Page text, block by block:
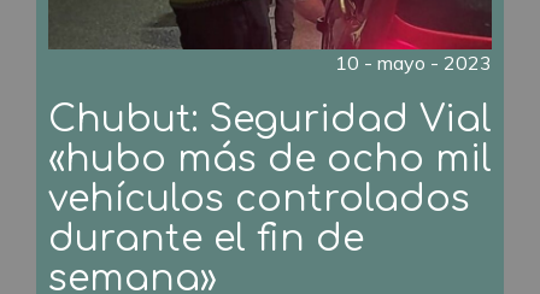
10 - mayo - 2023
Chubut: Seguridad Vial
«hubo más de ocho mil
vehículos controlados
durante el fin de
semana»